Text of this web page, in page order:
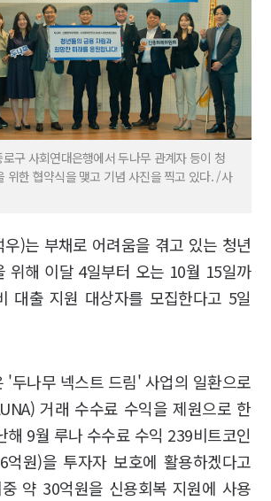
구 사회연대은행에서 두나무 관계자 등이 청
위한 협약식을 맺고 기념 사진을 찍고 있다. /사
)는 부채로 어려움을 겪고 있는 청년
위해 이달 4일부터 오는 10월 15일까
대출 지원 대상자를 모집한다고 5일
'두나무 넥스트 드림' 사업의 일환으로
거래 수수료 수익을 제원으로 한
해 9월 루나 수수료 수익 239비트코인
원)을 투자자 보호에 활용하겠다고
약 30억원을 신용회복 지원에 사용